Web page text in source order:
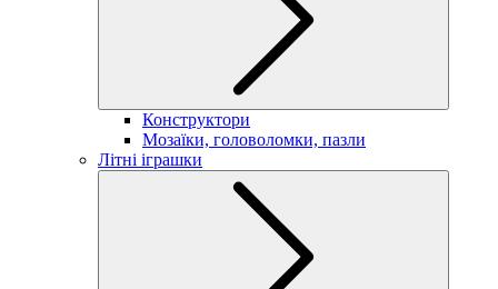
Конструктори
Мозаїки, головоломки, пазли
Літні іграшки